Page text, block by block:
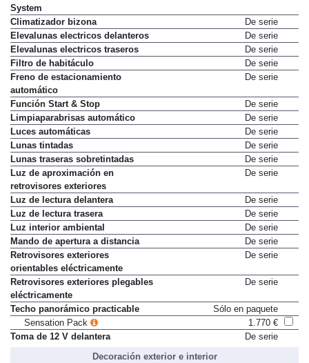
Clean Cabin con Air Quality
System
Climatizador bizona
De serie
Elevalunas electricos delanteros
De serie
Elevalunas electricos traseros
De serie
Filtro de habitáculo
De serie
Freno de estacionamiento
automático
Función Start & Stop
De serie
Limpiaparabrisas automático
De serie
Luces automáticas
De serie
Lunas tintadas
De serie
Lunas traseras sobretintadas
De serie
Luz de aproximación en
retrovisores exteriores
Luz de lectura delantera
De serie
Luz de lectura trasera
De serie
Luz interior ambiental
De serie
Mando de apertura a distancia
De serie
Retrovisores exteriores
orientables eléctricamente
Retrovisores exteriores plegables
eléctricamente
Techo panorámico practicable
Sólo en paquete
Sensation Pack
1.770 €